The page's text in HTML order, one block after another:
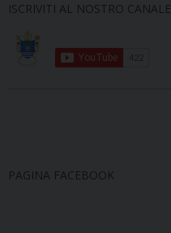
ISCRIVITI AL NOSTRO CANALE
PAGINA FACEBOOK